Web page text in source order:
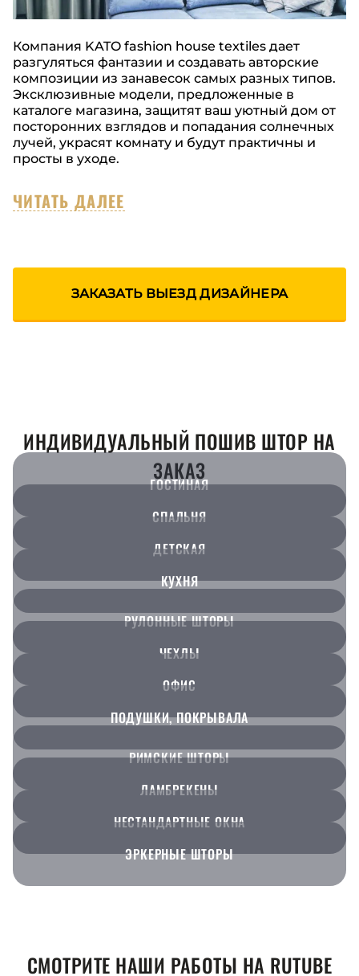
Компания KATO fashion house textiles дает
разгуляться фантазии и создавать авторские
композиции из занавесок самых разных типов.
Эксклюзивные модели, предложенные в
каталоге магазина, защитят ваш уютный дом от
посторонних взглядов и попадания солнечных
лучей, украсят комнату и будут практичны и
просты в уходе.
ЧИТАТЬ ДАЛЕЕ
ЗАКАЗАТЬ ВЫЕЗД ДИЗАЙНЕРА
ИНДИВИДУАЛЬНЫЙ ПОШИВ ШТОР НА
ЗАКАЗ
ГОСТИНАЯ
СПАЛЬНЯ
ДЕТСКАЯ
КУХНЯ
РУЛОННЫЕ ШТОРЫ
ЧЕХЛЫ
ОФИС
ПОДУШКИ, ПОКРЫВАЛА
РИМСКИЕ ШТОРЫ
ЛАМБРЕКЕНЫ
НЕСТАНДАРТНЫЕ ОКНА
ЭРКЕРНЫЕ ШТОРЫ
СМОТРИТЕ НАШИ РАБОТЫ НА RUTUBE